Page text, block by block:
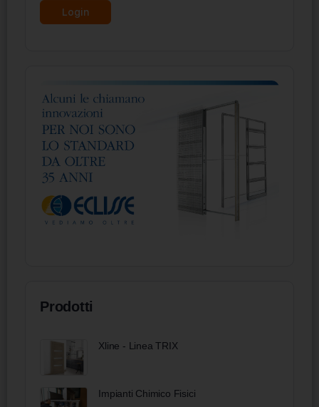
Prodotti
Xline - Linea TRIX
Impianti Chimico Fisici